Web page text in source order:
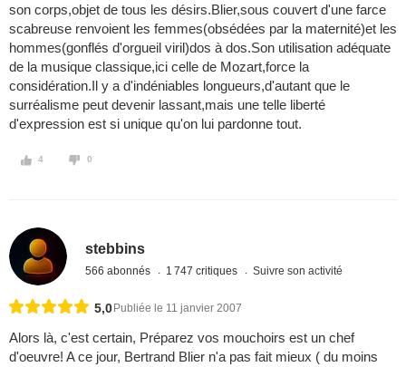
son corps,objet de tous les désirs.Blier,sous couvert d'une farce
scabreuse renvoient les femmes(obsédées par la maternité)et les
hommes(gonflés d'orgueil viril)dos à dos.Son utilisation adéquate
de la musique classique,ici celle de Mozart,force la
considération.Il y a d'indéniables longueurs,d'autant que le
surréalisme peut devenir lassant,mais une telle liberté
d'expression est si unique qu'on lui pardonne tout.
4 0
stebbins
566 abonnés 1 747 critiques Suivre son activité
5,0 Publiée le 11 janvier 2007
Alors là, c'est certain, Préparez vos mouchoirs est un chef
d'oeuvre! A ce jour, Bertrand Blier n'a pas fait mieux ( du moins